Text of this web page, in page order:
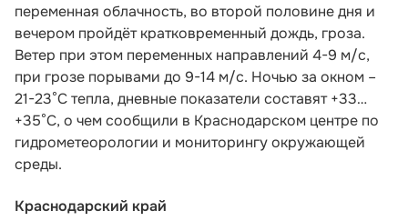
переменная облачность, во второй половине дня и
вечером пройдёт кратковременный дождь, гроза.
Ветер при этом переменных направлений 4-9 м/с,
при грозе порывами до 9-14 м/с. Ночью за окном –
21-23°С тепла, дневные показатели составят +33…
+35°С, о чем сообщили в Краснодарском центре по
гидрометеорологии и мониторингу окружающей
среды.
Краснодарский край